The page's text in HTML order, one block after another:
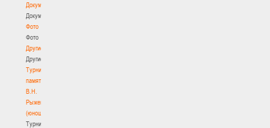
Документы
Документы
Фото
Фото
Другие
Другие
Турнир
памяти
В.Н.
Рыженкова
(юноши)
Турнир